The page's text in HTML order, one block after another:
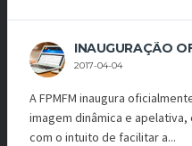
INAUGURAÇÃO
2017-04-04
A FPMFM inaugura
imagem dinâmica e
com o intuito de facilitar a...